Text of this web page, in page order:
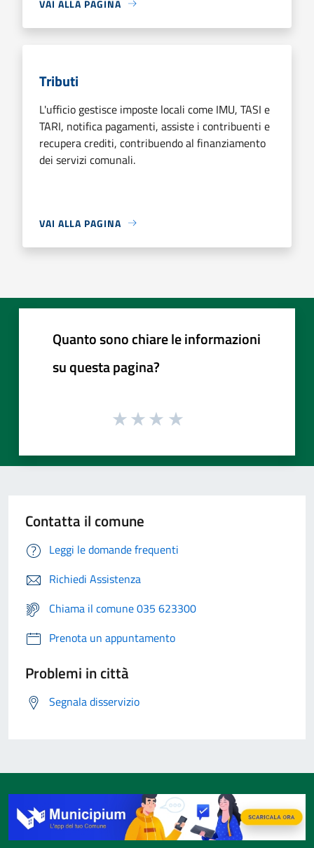
VAI ALLA PAGINA
Tributi
L'ufficio gestisce imposte locali come IMU, TASI e
TARI, notifica pagamenti, assiste i contribuenti e
recupera crediti, contribuendo al finanziamento
dei servizi comunali.
VAI ALLA PAGINA
Quanto sono chiare le informazioni
su questa pagina?
Contatta il comune
Leggi le domande frequenti
Richiedi Assistenza
Chiama il comune 035 623300
Prenota un appuntamento
Problemi in città
Segnala disservizio